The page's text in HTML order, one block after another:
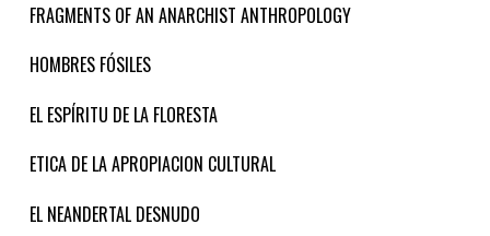
FRAGMENTS OF AN ANARCHIST ANTHROPOLOGY
HOMBRES FÓSILES
EL ESPÍRITU DE LA FLORESTA
ETICA DE LA APROPIACION CULTURAL
EL NEANDERTAL DESNUDO